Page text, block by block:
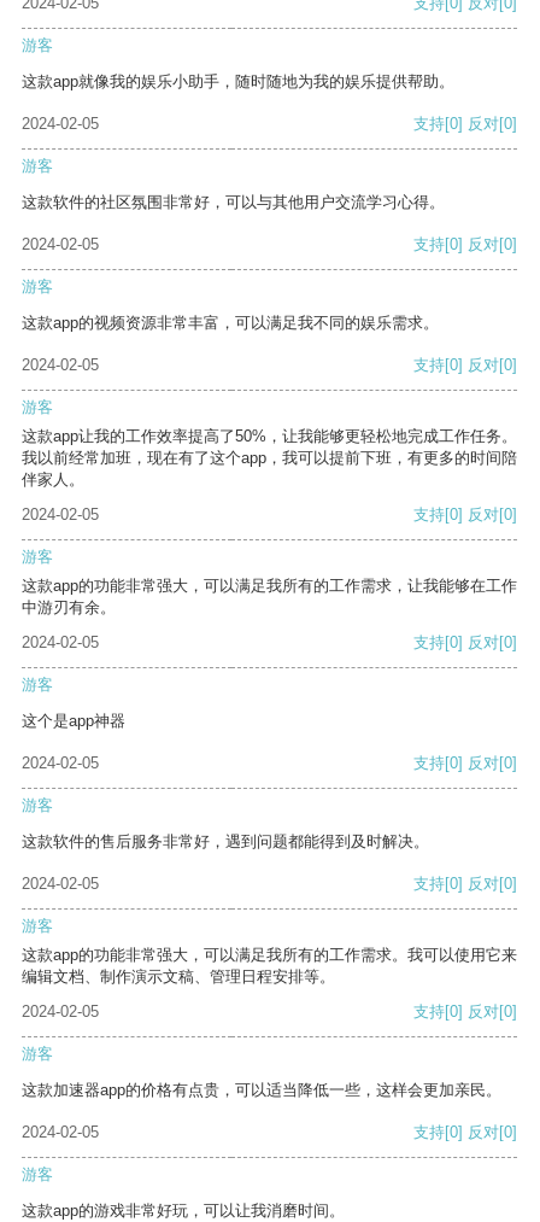
游客
这款app就像我的娱乐小助手，随时随地为我的娱乐提供帮助。
2024-02-05 支持[0] 反对[0]
游客
这款软件的社区氛围非常好，可以与其他用户交流学习心得。
2024-02-05 支持[0] 反对[0]
游客
这款app的视频资源非常丰富，可以满足我不同的娱乐需求。
2024-02-05 支持[0] 反对[0]
游客
这款app让我的工作效率提高了50%，让我能够更轻松地完成工作任务。
我以前经常加班，现在有了这个app，我可以提前下班，有更多的时间陪
伴家人。
2024-02-05
支持[0] 反对[0]
游客
这款app的功能非常强大，可以满足我所有的工作需求，让我能够在工作
中游刃有余。
2024-02-05
支持[0] 反对[0]
游客
这个是app神器
2024-02-05 支持[0] 反对[0]
游客
这款软件的售后服务非常好，遇到问题都能得到及时解决。
2024-02-05 支持[0] 反对[0]
游客
这款app的功能非常强大，可以满足我所有的工作需求。我可以使用它来
编辑文档、制作演示文稿、管理日程安排等。
2024-02-05
支持[0] 反对[0]
游客
这款加速器app的价格有点贵，可以适当降低一些，这样会更加亲民。
2024-02-05 支持[0] 反对[0]
游客
这款app的游戏非常好玩，可以让我消磨时间。